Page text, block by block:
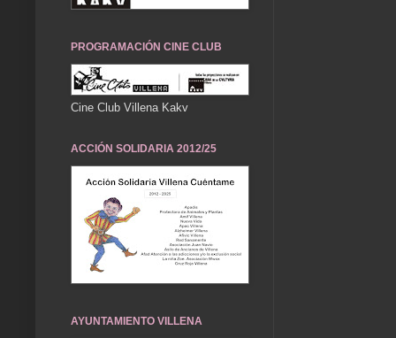
PROGRAMACIÓN CINE CLUB
Cine Club Villena Kakv
ACCIÓN SOLIDARIA 2012/25
AYUNTAMIENTO VILLENA